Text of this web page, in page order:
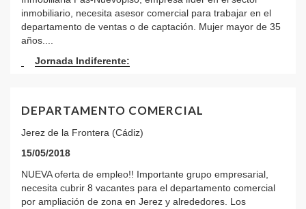
inmobiliario, necesita asesor comercial para trabajar en el
departamento de ventas o de captación. Mujer mayor de 35
años....
Jornada Indiferente:
DEPARTAMENTO COMERCIAL
Jerez de la Frontera (Cádiz)
15/05/2018
NUEVA oferta de empleo!! Importante grupo empresarial,
necesita cubrir 8 vacantes para el departamento comercial
por ampliación de zona en Jerez y alrededores. Los